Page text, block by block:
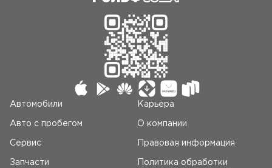
Автомобили
Авто c пробегом
Сервис
Запчасти
Карьера
О компании
Правовая информация
Политика обработки